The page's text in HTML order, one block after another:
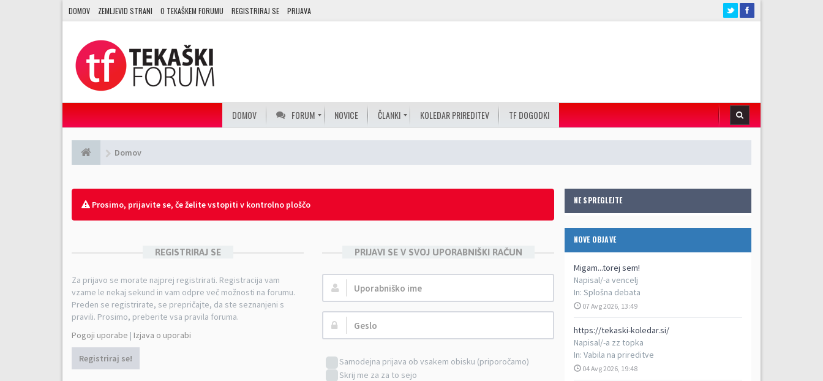
DOMOV ZEMLJEVID STRANI O TEKAŠKEM FORUMU REGISTRIRAJ SE PRIJAVA
DOMOV FORUM NOVICE ČLANKI KOLEDAR PRIREDITEV TF DOGODKI
Domov
NE SPREGLEJTE
NOVE OBJAVE
Migam...torej sem!
Napisal/-a vencelj
In: Splošna debata
07 Avg 2026, 13:49
https://tekaski-koledar.si/
Napisal/-a zz topka
In: Vabila na prireditve
04 Avg 2026, 19:48
Prosimo, prijavite se, če želite vstopiti v kontrolno ploščo
REGISTRIRAJ SE
Za prijavo se morate najprej registrirati. Registracija vam
vzame le nekaj sekund in vam odpre več možnosti na forumu.
Preden se registrirate, se prepričajte, da ste seznanjeni s
pravili. Prosimo, preberite vsa pravila foruma.
Pogoji uporabe | Izjava o uporabi
Registriraj se!
PRIJAVI SE V SVOJ UPORABNIŠKI RAČUN
Uporabniško
ime:
Geslo:
Samodejna prijava ob vsakem obisku (priporočamo)
Skrij me za za to sejo